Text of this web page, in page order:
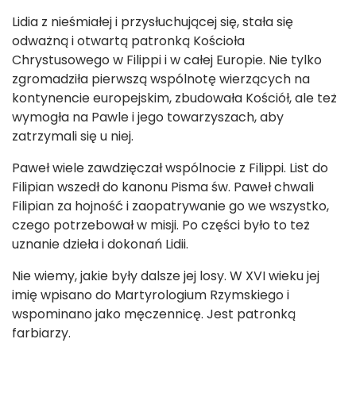
Lidia z nieśmiałej i przysłuchującej się, stała się
odważną i otwartą patronką Kościoła
Chrystusowego w Filippi i w całej Europie. Nie tylko
zgromadziła pierwszą wspólnotę wierzących na
kontynencie europejskim, zbudowała Kościół, ale też
wymogła na Pawle i jego towarzyszach, aby
zatrzymali się u niej.
Paweł wiele zawdzięczał wspólnocie z Filippi. List do
Filipian wszedł do kanonu Pisma św. Paweł chwali
Filipian za hojność i zaopatrywanie go we wszystko,
czego potrzebował w misji. Po części było to też
uznanie dzieła i dokonań Lidii.
Nie wiemy, jakie były dalsze jej losy. W XVI wieku jej
imię wpisano do Martyrologium Rzymskiego i
wspominano jako męczennicę. Jest patronką
farbiarzy.